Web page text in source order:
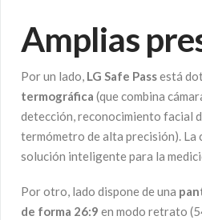
Amplias
Por un lado, LG Safe Passestá
termográfica (que combina
detección, reconocimiento facial
termómetro de alta precisión).
solución inteligente para la
Por otro, lado dispone de una
de forma 26:9 en modo retrato